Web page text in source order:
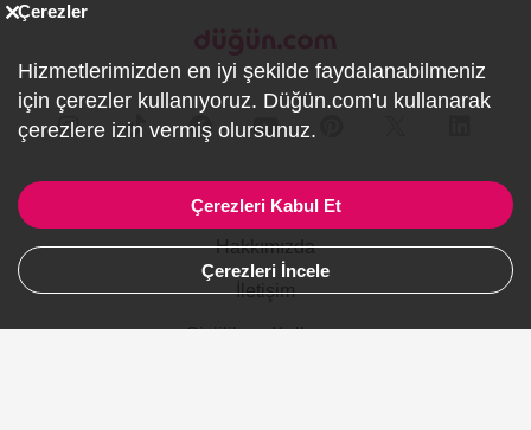
Firmalar İçin
Hakkımızda
İletişim
Gizlilik ve Kullanım
Çerezler
Hizmetlerimizden en iyi şekilde faydalanabilmeniz
için çerezler kullanıyoruz. Düğün.com'u kullanarak
çerezlere izin vermiş olursunuz.
Çerezleri Kabul Et
Çerezleri İncele